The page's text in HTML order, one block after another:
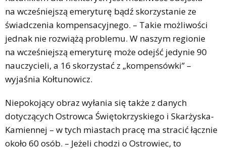
na wcześniejszą emeryturę bądź skorzystanie ze
świadczenia kompensacyjnego. – Takie możliwości
jednak nie rozwiążą problemu. W naszym regionie
na wcześniejszą emeryturę może odejść jedynie 90
nauczycieli, a 16 skorzystać z „kompensówki” –
wyjaśnia Kołtunowicz.
Niepokojący obraz wyłania się także z danych
dotyczących Ostrowca Świętokrzyskiego i Skarżyska-
Kamiennej – w tych miastach pracę ma stracić łącznie
około 60 osób. – Jeżeli chodzi o Ostrowiec, to